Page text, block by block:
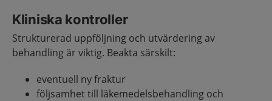
Kliniska kontroller
Strukturerad uppföljning och utvärdering av
behandling är viktig. Beakta särskilt:
eventuell ny fraktur
följsamhet till läkemedelsbehandling och